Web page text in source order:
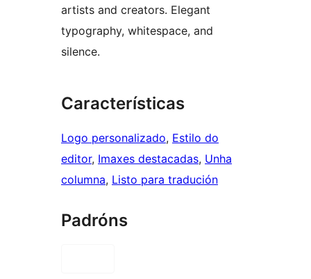
artists and creators. Elegant
typography, whitespace, and
silence.
Características
Logo personalizado, Estilo do
editor, Imaxes destacadas, Unha
columna, Listo para tradución
Padróns